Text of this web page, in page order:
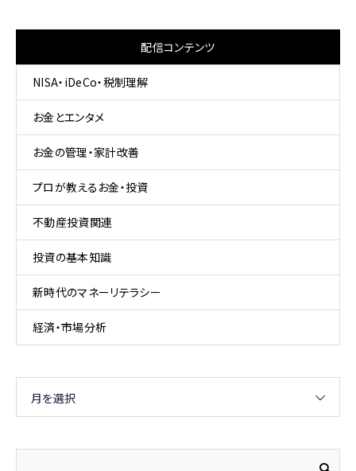
配信コンテンツ
NISA・iDeCo・税制理解
お金とエンタメ
お金の管理・家計改善
プロが教えるお金・投資
不動産投資関連
投資の基本知識
新時代のマネーリテラシー
経済・市場分析
月を選択